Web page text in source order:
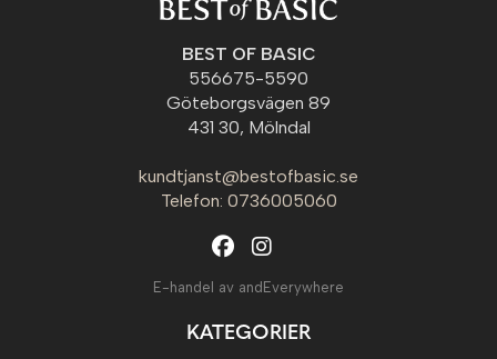
BEST OF BASIC
556675-5590
Göteborgsvägen 89
431 30, Mölndal
kundtjanst@bestofbasic.se
Telefon: 0736005060
E-handel av andEverywhere
KATEGORIER